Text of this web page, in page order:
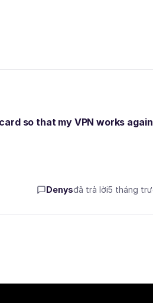
so that my VPN works
Denysđã trả lời5 tháng